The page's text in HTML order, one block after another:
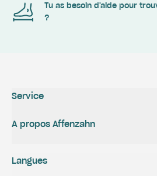
Tu as besoin d'aide pour
?
Service
A propos Affenzahn
Langues